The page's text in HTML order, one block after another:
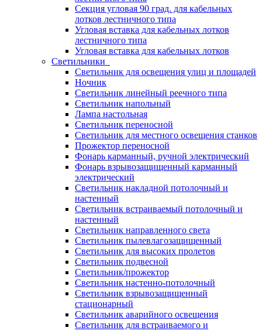
Секция угловая 90 град. для кабельных
лотков лестничного типа
Угловая вставка для кабельных лотков
лестничного типа
Угловая вставка для кабельных лотков
Светильники
Светильник для освещения улиц и площадей
Ночник
Светильник линейный реечного типа
Светильник напольный
Лампа настольная
Светильник переносной
Светильник для местного освещения станков
Прожектор переносной
Фонарь карманный, ручной электрический
Фонарь взрывозащищенный карманный
электрический
Светильник накладной потолочный и
настенный
Светильник встраиваемый потолочный и
настенный
Светильник направленного света
Светильник пылевлагозащищенный
Светильник для высоких пролетов
Светильник подвесной
Светильник/прожектор
Светильник настенно-потолочный
Светильник взрывозащищенный
стационарный
Светильник аварийного освещения
Светильник для встраиваемого и